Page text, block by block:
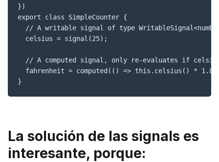
})
export class SimpleCounter {
// A writable signal of type
  celsius = signal(25);
// A computed signal, only re-evaluates if
fahrenheit = computed(() => this.celsius() * 1.8
La solución de las signals es
interesante, porque: